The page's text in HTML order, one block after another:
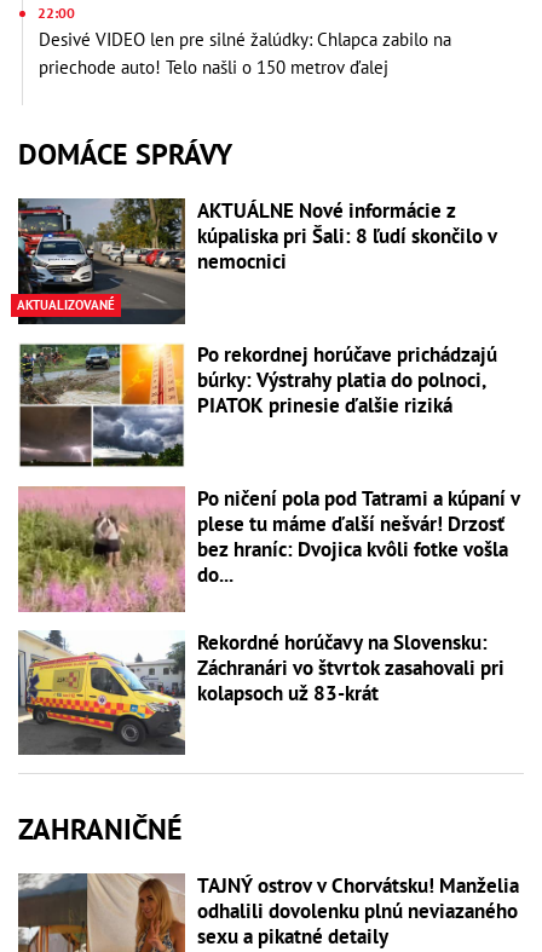
22:00
Desivé VIDEO len pre silné žalúdky: Chlapca zabilo na
priechode auto! Telo našli o 150 metrov ďalej
DOMÁCE SPRÁVY
AKTUALIZOVANÉ
AKTUÁLNE Nové informácie z
kúpaliska pri Šali: 8 ľudí skončilo v
nemocnici
Po rekordnej horúčave prichádzajú
búrky: Výstrahy platia do polnoci,
PIATOK prinesie ďalšie riziká
Po ničení pola pod Tatrami a kúpaní v
plese tu máme ďalší nešvár! Drzosť
bez hraníc: Dvojica kvôli fotke vošla
do...
Rekordné horúčavy na Slovensku:
Záchranári vo štvrtok zasahovali pri
kolapsoch už 83-krát
ZAHRANIČNÉ
TAJNÝ ostrov v Chorvátsku! Manželia
odhalili dovolenku plnú neviazaného
sexu a pikatné detaily